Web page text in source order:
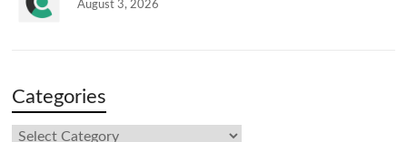
August 3, 2026
Categories